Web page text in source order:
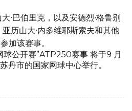
·巴伯里克，以及安德烈∙格鲁别
历山大·内多维耶斯索夫和其他
加该赛事。
球公开赛”ATP250赛事 将于9 月
丹市的国家网球中心举行。